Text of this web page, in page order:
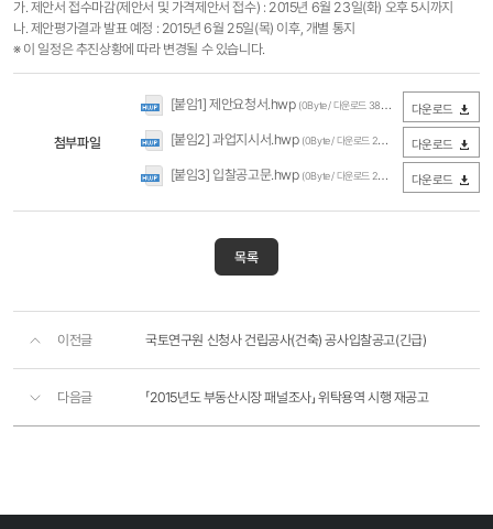
가. 제안서 접수마감(제안서 및 가격제안서 접수) : 2015년 6월 23일(화) 오후 5시까지
나. 제안평가결과 발표 예정 : 2015년 6월 25일(목) 이후, 개별 통지
※ 이 일정은 추진상황에 따라 변경될 수 있습니다.
첨부파일
[붙임1] 제안요청서.hwp (0Byte / 다운로드 382회) 다운로드
[붙임2] 과업지시서.hwp (0Byte / 다운로드 272회) 다운로드
[붙임3] 입찰공고문.hwp (0Byte / 다운로드 225회) 다운로드
목록
이전글 국토연구원 신청사 건립공사(건축) 공사입찰공고(긴급)
다음글 「2015년도 부동산시장 패널조사」 위탁용역 시행 재공고